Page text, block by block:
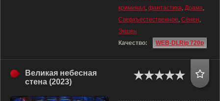
криминал, фантастика, Драма,
Сверхъестественное, Сёнен,
Экшен
Качество:
WEB-DLRip 720p
Великая небесная
стена (2023)